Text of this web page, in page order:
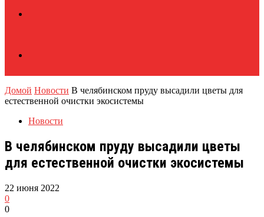
Домой Новости В челябинском пруду высадили цветы для
естественной очистки экосистемы
Новости
В челябинском пруду высадили цветы
для естественной очистки экосистемы
22 июня 2022
0
0